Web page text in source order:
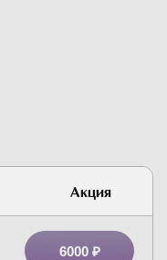
Акция
6000 ₽